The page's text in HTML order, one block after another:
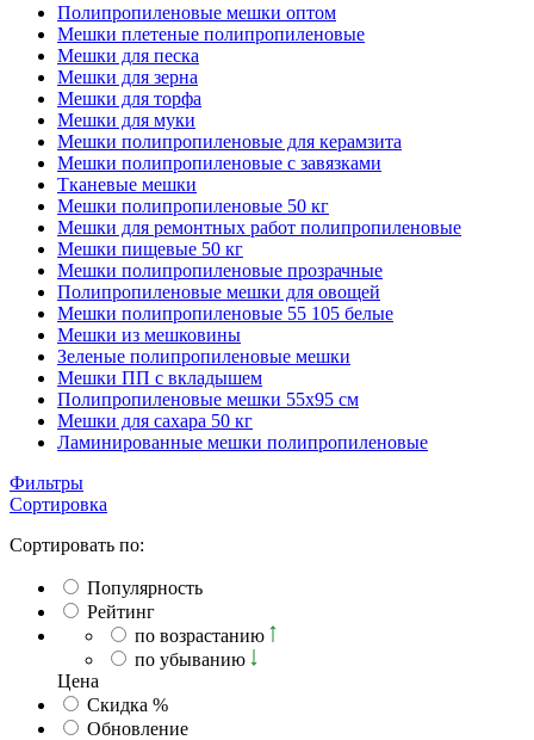
Полипропиленовые мешки оптом
Мешки плетеные полипропиленовые
Мешки для песка
Мешки для зерна
Мешки для торфа
Мешки для муки
Мешки полипропиленовые для керамзита
Мешки полипропиленовые с завязками
Тканевые мешки
Мешки полипропиленовые 50 кг
Мешки для ремонтных работ полипропиленовые
Мешки пищевые 50 кг
Мешки полипропиленовые прозрачные
Полипропиленовые мешки для овощей
Мешки полипропиленовые 55 105 белые
Мешки из мешковины
Зеленые полипропиленовые мешки
Мешки ПП с вкладышем
Полипропиленовые мешки 55x95 см
Мешки для сахара 50 кг
Ламинированные мешки полипропиленовые
Фильтры
Сортировка
Сортировать по:
Популярность
Рейтинг
по возрастанию
по убыванию
Ценa
Скидка %
Обновление